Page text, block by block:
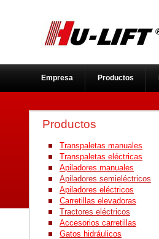
Productos
Transpaletas manuales
Transpaletas eléctricas
Apiladores manuales
Apiladores semieléctricos
Apiladores eléctricos
Carretillas elevadoras
Tractores eléctricos
Accesorios carretillas
Gatos hidráulicos
Empresa Productos